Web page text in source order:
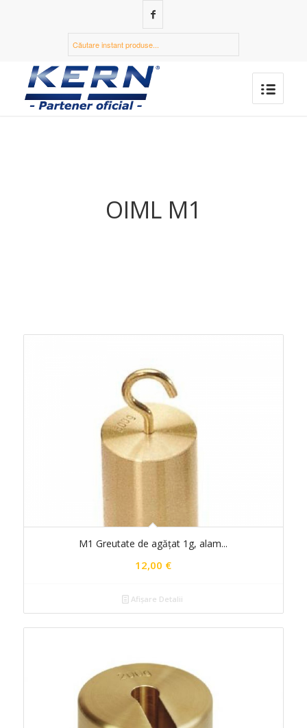
OIML M1
M1 Greutate de agățat 1g, alam...
12,00 €
Afișare Detalii